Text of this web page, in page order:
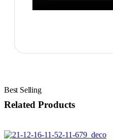
Related Products